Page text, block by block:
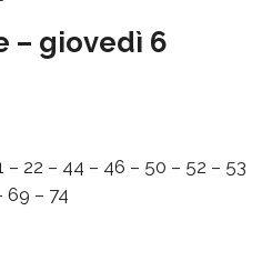
– giovedì 6
– 22 – 44 – 46 – 50 – 52 – 53
69 – 74